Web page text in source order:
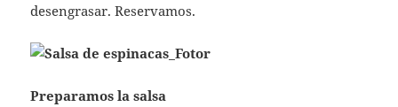
desengrasar. Reservamos.
Preparamos la salsa